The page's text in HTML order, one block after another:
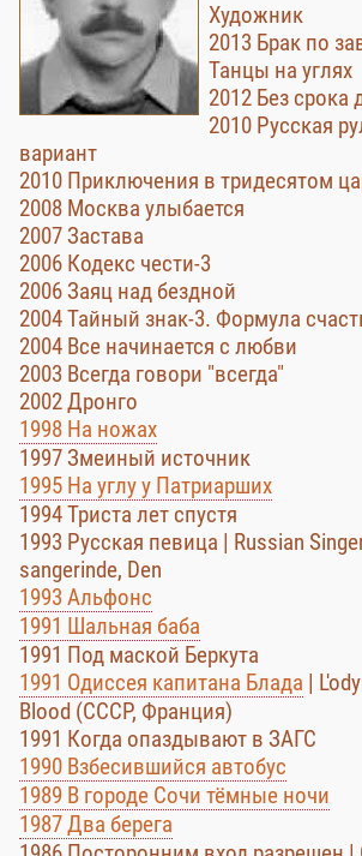
Художник
2013 Брак по
Танцы на углях
2012 Без срока
2010 Русская
вариант
2010 Приключения в тридесятом
2008 Москва улыбается
2007 Застава
2006 Кодекс чести-3
2006 Заяц над бездной
2004 Тайный знак-3. Формула
2004 Все начинается с любви
2003 Всегда говори "всегда"
2002 Дронго
1998 На ножах
1997 Змеиный источник
1995 На углу у Патриарших
1994 Триста лет спустя
1993 Русская певица | Russian
sangerinde, Den
1993 Альфонс
1991 Шальная баба
1991 Под маской Беркута
1991 Одиссея капитана Блада |
Blood (СССР, Франция)
1991 Когда опаздывают в ЗАГС
1990 Взбесившийся автобус
1989 В городе Сочи тёмные ночи
1987 Два берега